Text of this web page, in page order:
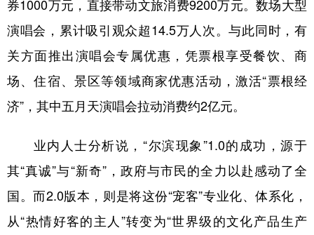
券1000万元，直接带动文旅消费9200万元。数场大型
演唱会，累计吸引观众超14.5万人次。与此同时，有
关方面推出演唱会专属优惠，凭票根享受餐饮、商
场、住宿、景区等领域商家优惠活动，激活“票根经
济”，其中五月天演唱会拉动消费约2亿元。
业内人士分析说，“尔滨现象”1.0的成功，源于
其“真诚”与“新奇”，政府与市民的全力以赴感动了全
国。而2.0版本，则是将这份“宠客”专业化、体系化，
从“热情好客的主人”转变为“世界级的文化产品生产